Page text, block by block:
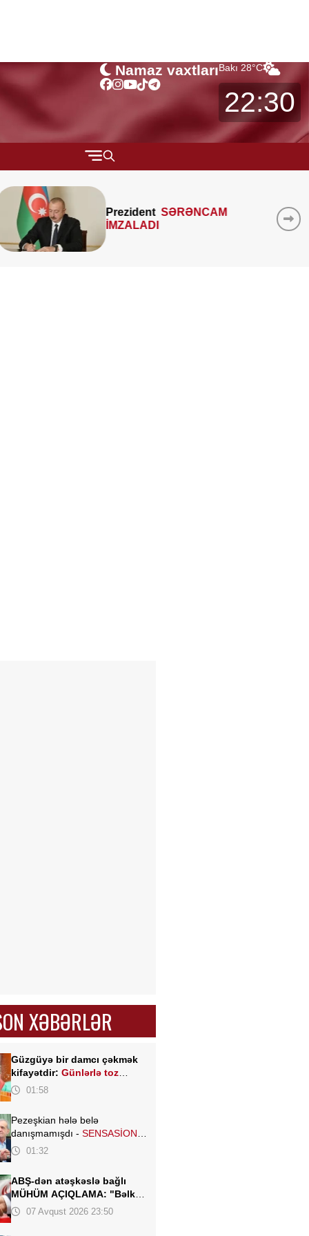
Namaz vaxtlarıBakı 28°C
22:30
MÜSAHİBƏ
MARAQLI
MTK-ların mənzil sahəsini
çöldən-çölə ölçməsi
qanunidirmi? –
XƏBƏRLƏR
Güzgüyə bir damcı çəkmək
kifayətdir: Günlərlə toz
yığılmır
01:58
Pezeşkian hələ belə
danışmamışdı - SENSASİON
açıqlamalar verdi
01:32
ABŞ-dən atəşkəslə bağlı
MÜHÜM AÇIQLAMA: "Bəlkə
də elə bu gün"
07 Avqust 2026 23:50